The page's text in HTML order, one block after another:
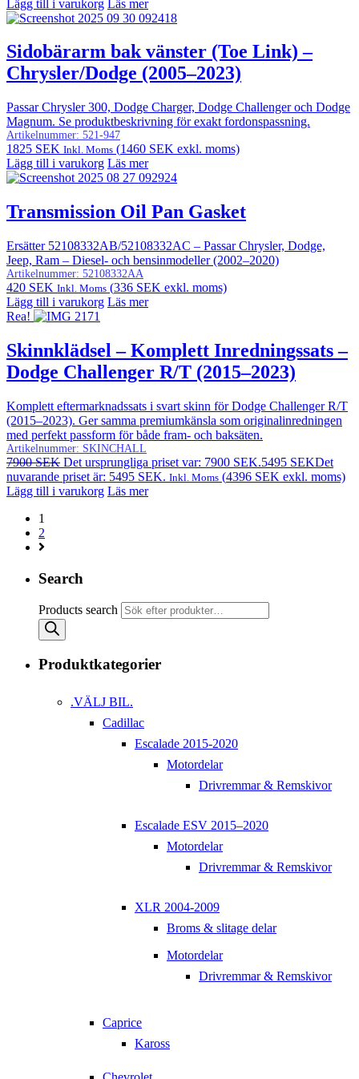
Lägg till i varukorg Läs mer
Sidobärarm bak vänster (Toe Link) –
Chrysler/Dodge (2005–2023)
Passar Chrysler 300, Dodge Charger, Dodge Challenger och Dodge
Magnum. Se produktbeskrivning för exakt fordonspassning.
Artikelnummer: 521-947
1825 SEK Inkl. Moms (1460 SEK exkl. moms)
Lägg till i varukorg Läs mer
Transmission Oil Pan Gasket
Ersätter 52108332AB/52108332AC – Passar Chrysler, Dodge,
Jeep, Ram – Diesel- och bensinmodeller (2002–2020)
Artikelnummer: 52108332AA
420 SEK Inkl. Moms (336 SEK exkl. moms)
Lägg till i varukorg Läs mer
Rea!
Skinnklädsel – Komplett Inredningssats –
Dodge Challenger R/T (2015–2023)
Komplett eftermarknadssats i svart skinn för Dodge Challenger R/T
(2015–2023). Ger samma premiumkänsla som originalinredningen
med perfekt passform för både fram- och baksäten.
Artikelnummer: SKINCHALL
7900SEK Det ursprungliga priset var: 7900 SEK.5495 SEKDet
nuvarande priset är: 5495 SEK. Inkl. Moms (4396 SEK exkl. moms)
Lägg till i varukorg Läs mer
1
2
Search
Products search
Produktkategorier
.VÄLJ BIL.
Cadillac
Escalade 2015-2020
Motordelar
Drivremmar & Remskivor
Escalade ESV 2015–2020
Motordelar
Drivremmar & Remskivor
XLR 2004-2009
Broms & slitage delar
Motordelar
Drivremmar & Remskivor
Caprice
Kaross